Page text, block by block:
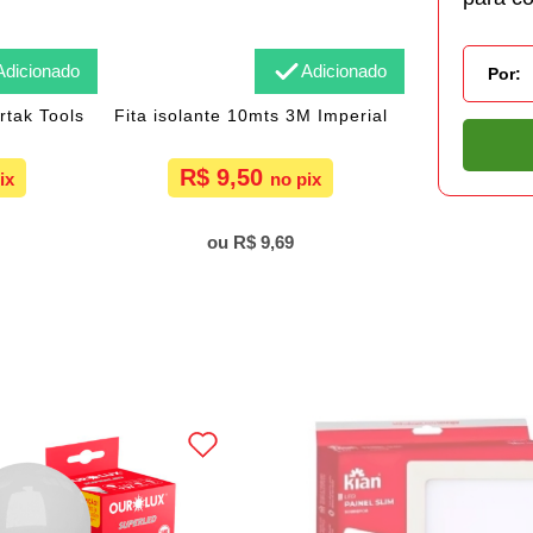
Tools Fita isolante 10mts 3M Imperial
R$ 9,50
R$ 9,69
Adicionado Por: